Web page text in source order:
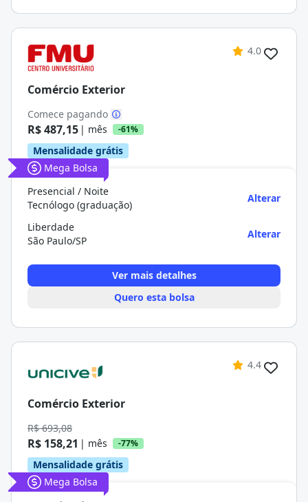
4.0
Comércio Exterior
Comece pagando
R$ 487,15 | mês -61%
Mensalidade grátis
Mega Bolsa
Presencial / Noite
Tecnólogo (graduação)
Alterar
Liberdade
São Paulo/SP
Alterar
Ver mais detalhes
Quero esta bolsa
4.4
Comércio Exterior
R$ 693,08
R$ 158,21 | mês -77%
Mensalidade grátis
Mega Bolsa